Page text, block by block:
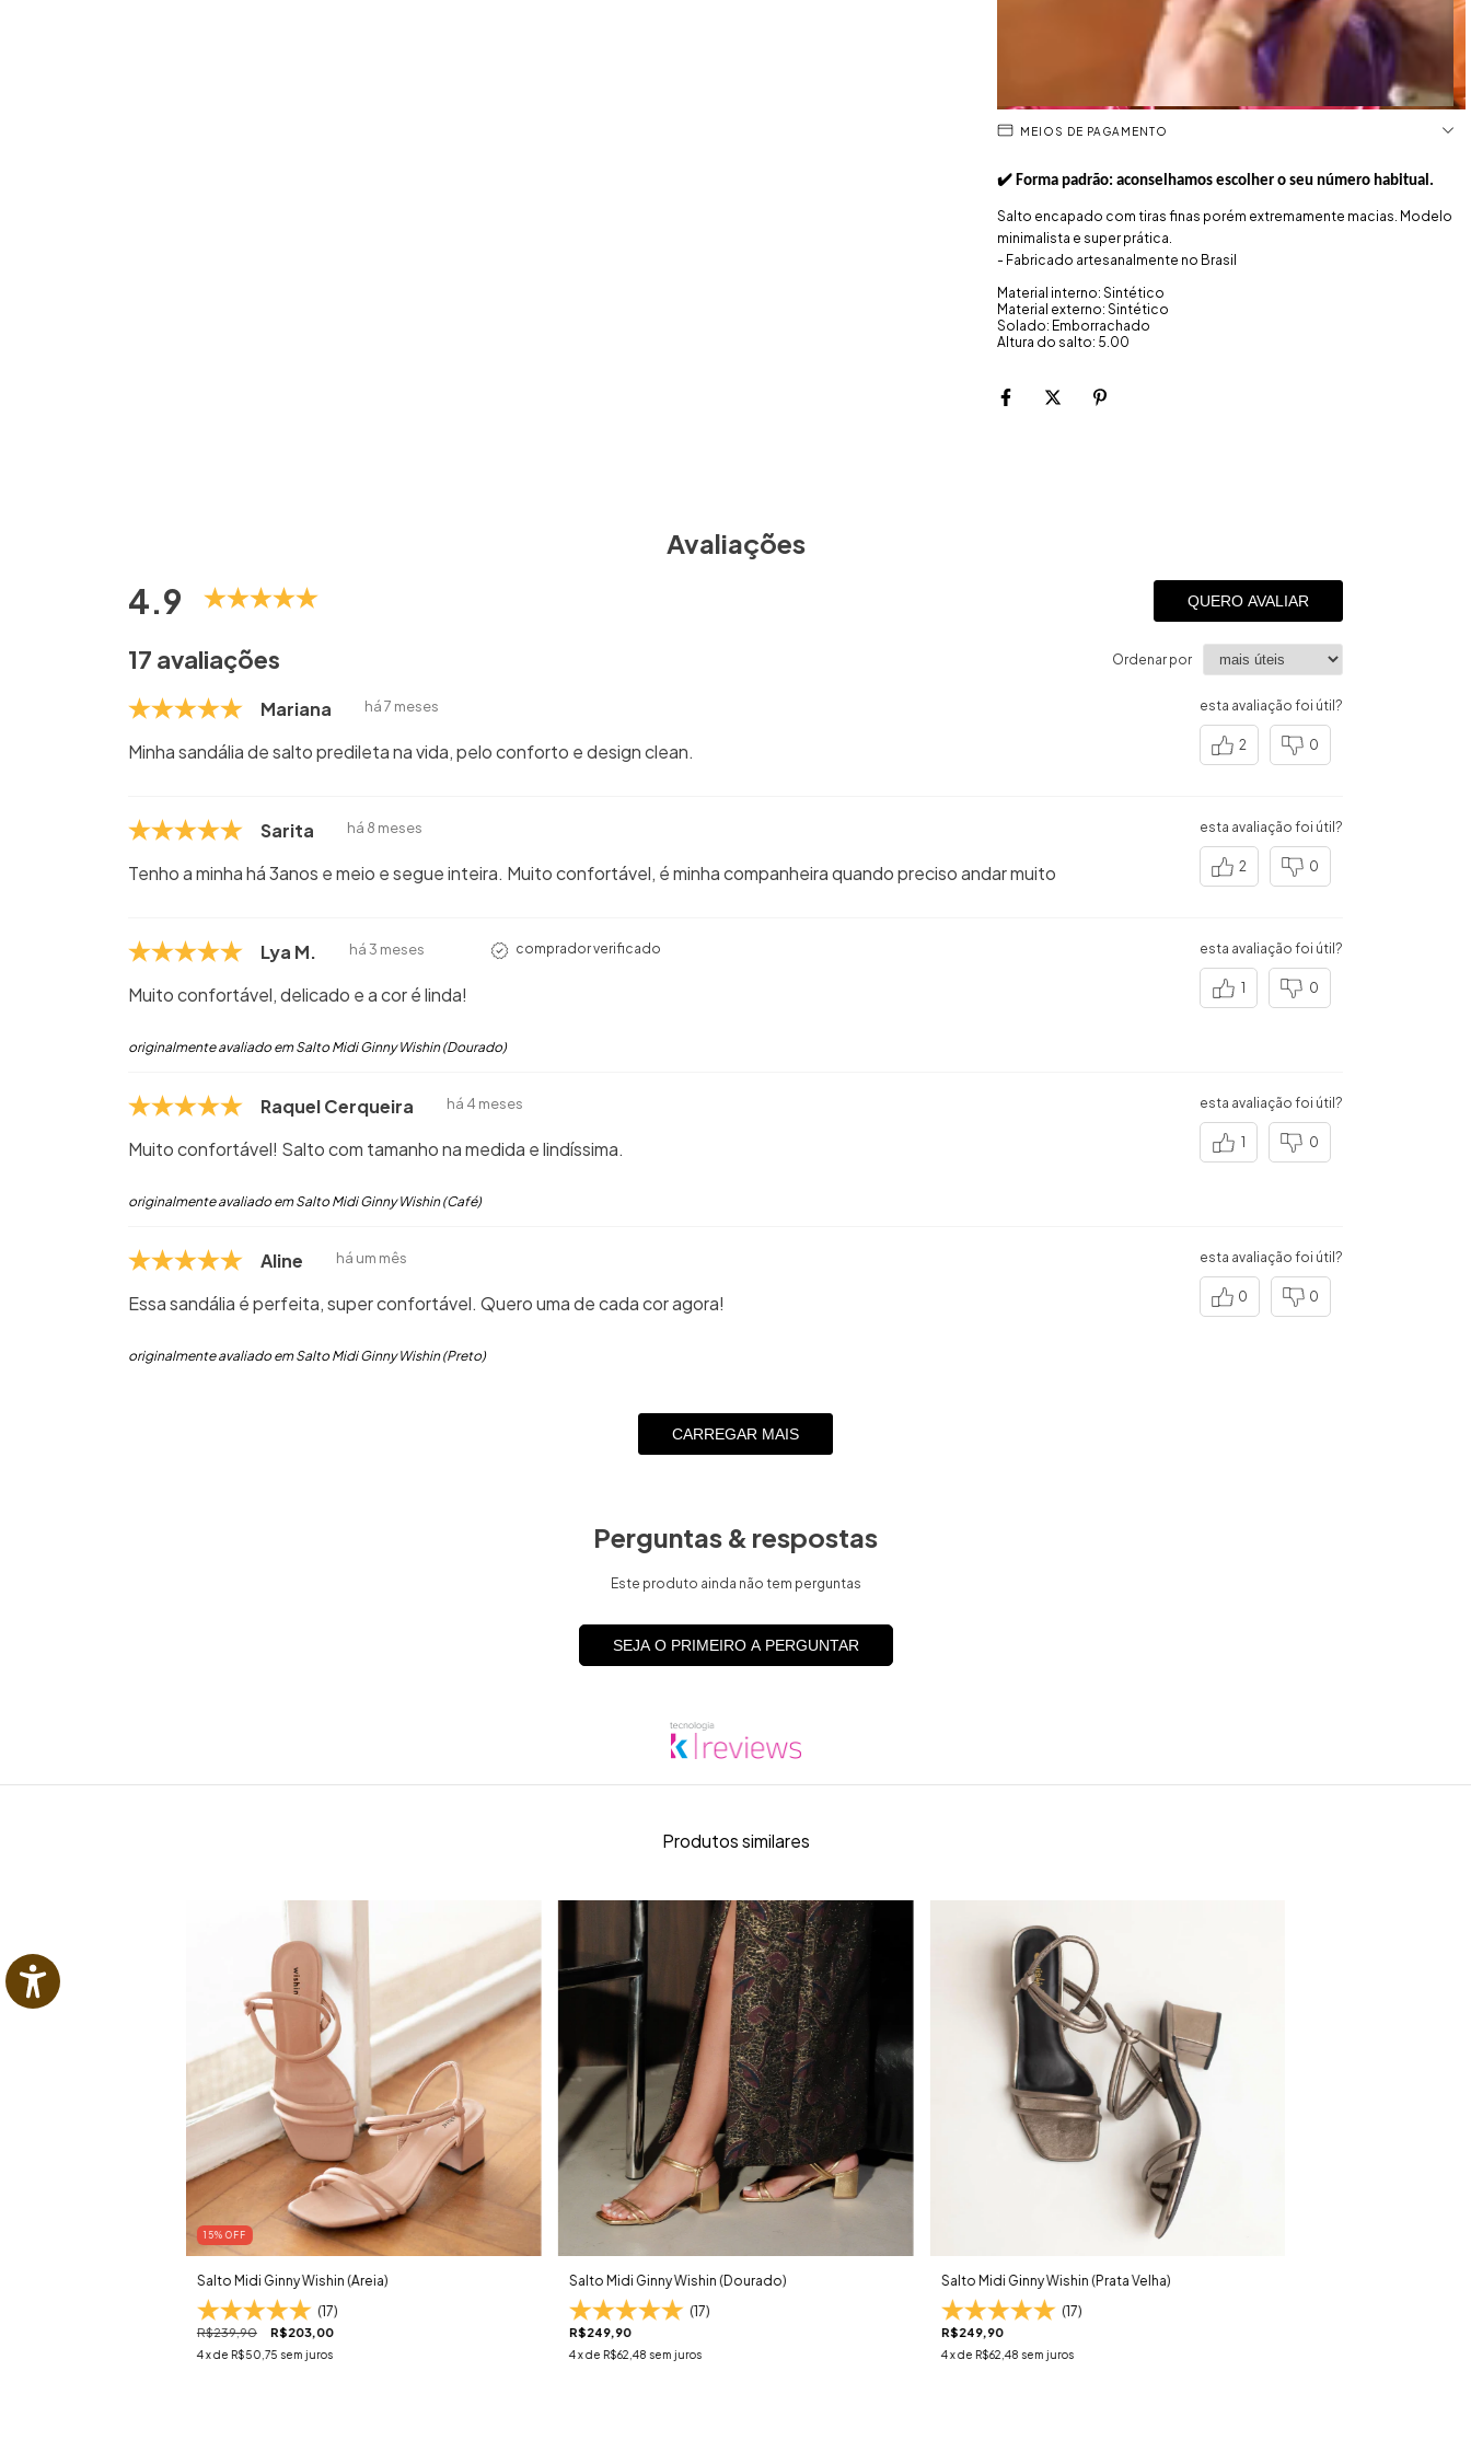
MEIOS DE PAGAMENTO
✔️ Forma padrão: aconselhamos escolher o seu número habitual.
Salto encapado com tiras finas porém extremamente macias. Modelo
minimalista e super prática.
- Fabricado artesanalmente no Brasil
Material interno: Sintético
Material externo: Sintético
Solado: Emborrachado
Altura do salto: 5.00
Avaliações
4.9 QUERO AVALIAR
17 avaliações Ordenar por
Mariana há 7 meses
Minha sandália de salto predileta na vida, pelo conforto e design clean.
esta avaliação foi útil?
2 0
Sarita há 8 meses
Tenho a minha há 3anos e meio e segue inteira. Muito confortável, é minha companheira quando preciso andar muito
esta avaliação foi útil?
2 0
Lya M. há 3 meses comprador verificado
Muito confortável, delicado e a cor é linda!
originalmente avaliado em Salto Midi Ginny Wishin (Dourado)
esta avaliação foi útil?
1 0
Raquel Cerqueira de Sousa
há 4 meses
Muito confortável! Salto com tamanho na medida e lindíssima.
originalmente avaliado em Salto Midi Ginny Wishin (Café)
esta avaliação foi útil?
1 0
Aline há um mês
Essa sandália é perfeita, super confortável. Quero uma de cada cor agora!
originalmente avaliado em Salto Midi Ginny Wishin (Preto)
esta avaliação foi útil?
0 0
CARREGAR MAIS
Perguntas & respostas
Este produto ainda não tem perguntas
SEJA O PRIMEIRO A PERGUNTAR
Produtos similares
15% OFF
Salto Midi Ginny Wishin (Areia)
(17)
R$239,90 R$203,00
4x de R$50,75 sem juros
Salto Midi Ginny Wishin (Dourado)
(17)
R$249,90
4x de R$62,48 sem juros
Salto Midi Ginny Wishin (Prata Velha)
(17)
R$249,90
4 x de R$62,48 sem juros